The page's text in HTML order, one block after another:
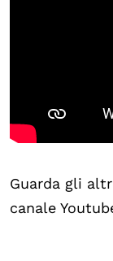
Guarda gli
canale